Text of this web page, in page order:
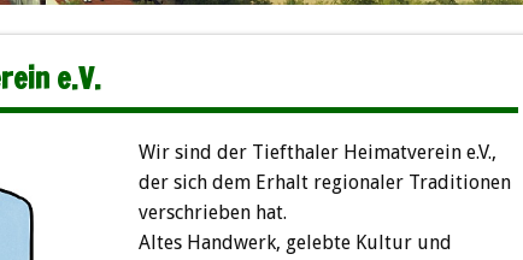
e.V.
Wir sind der Tiefthaler Heimatverein e.V.,
der sich dem Erhalt regionaler Traditionen
verschrieben hat.
Altes Handwerk, gelebte Kultur und